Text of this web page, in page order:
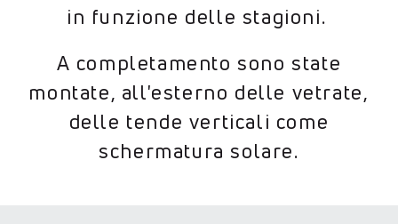
in funzione delle stagioni.
A completamento sono state
montate, all'esterno delle vetrate,
delle tende verticali come
schermatura solare.